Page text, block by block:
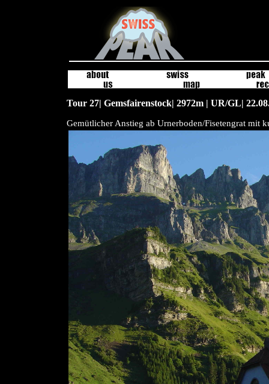
Tour 27| Gemsfairenstock| 2972m | UR/GL|
Gemütlicher Anstieg ab Urnerboden/Fisetengrat mit